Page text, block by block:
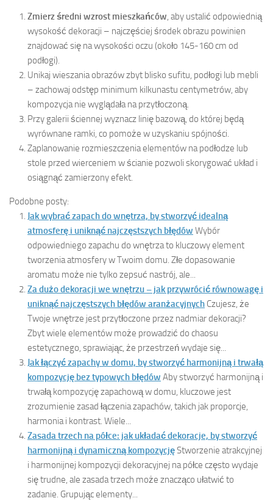
Zmierz średni wzrost mieszkańców, aby ustalić odpowiednią
wysokość dekoracji – najczęściej środek obrazu powinien
znajdować się na wysokości oczu (około 145-160 cm od
podłogi).
Unikaj wieszania obrazów zbyt blisko sufitu, podłogi lub mebli
– zachowaj odstęp minimum kilkunastu centymetrów, aby
kompozycja nie wyglądała na przytłoczoną.
Przy galerii ściennej wyznacz linię bazową, do której będą
wyrównane ramki, co pomoże w uzyskaniu spójności.
Zaplanowanie rozmieszczenia elementów na podłodze lub
stole przed wierceniem w ścianie pozwoli skorygować układ i
osiągnąć zamierzony efekt.
Podobne posty:
Jak wybrać zapach do wnętrza, by stworzyć idealną
atmosferę i uniknąć najczęstszych błędów Wybór
odpowiedniego zapachu do wnętrza to kluczowy element
tworzenia atmosfery w Twoim domu. Złe dopasowanie
aromatu może nie tylko zepsuć nastrój, ale...
Za dużo dekoracji we wnętrzu – jak przywrócić równowagę i
uniknąć najczęstszych błędów aranżacyjnych Czujesz, że
Twoje wnętrze jest przytłoczone przez nadmiar dekoracji?
Zbyt wiele elementów może prowadzić do chaosu
estetycznego, sprawiając, że przestrzeń wydaje się...
Jak łączyć zapachy w domu, by stworzyć harmonijną i trwałą
kompozycję bez typowych błędów Aby stworzyć harmonijną i
trwałą kompozycję zapachową w domu, kluczowe jest
zrozumienie zasad łączenia zapachów, takich jak proporcje,
harmonia i kontrast. Wiele...
Zasada trzech na półce: jak układać dekoracje, by stworzyć
harmonijną i dynamiczną kompozycjęStworzenie atrakcyjnej
i harmonijnej kompozycji dekoracyjnej na półce często wydaje
się trudne, ale zasada trzech może znacząco ułatwić to
zadanie. Grupując elementy...